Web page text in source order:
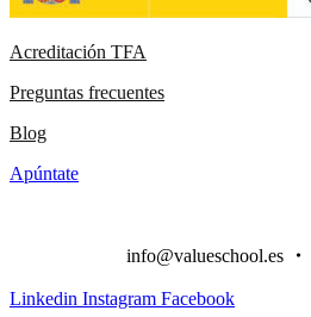
Acreditación TFA
Preguntas frecuentes
Blog
Apúntate
info@valueschool.es ・
Linkedin Instagram Facebook